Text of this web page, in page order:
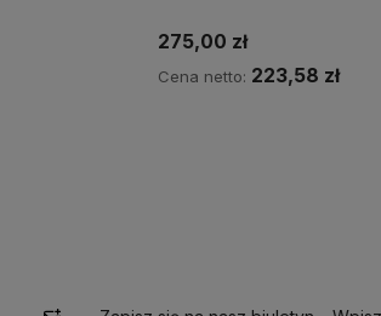
275,00 zł
Cena netto: 223,58 zł